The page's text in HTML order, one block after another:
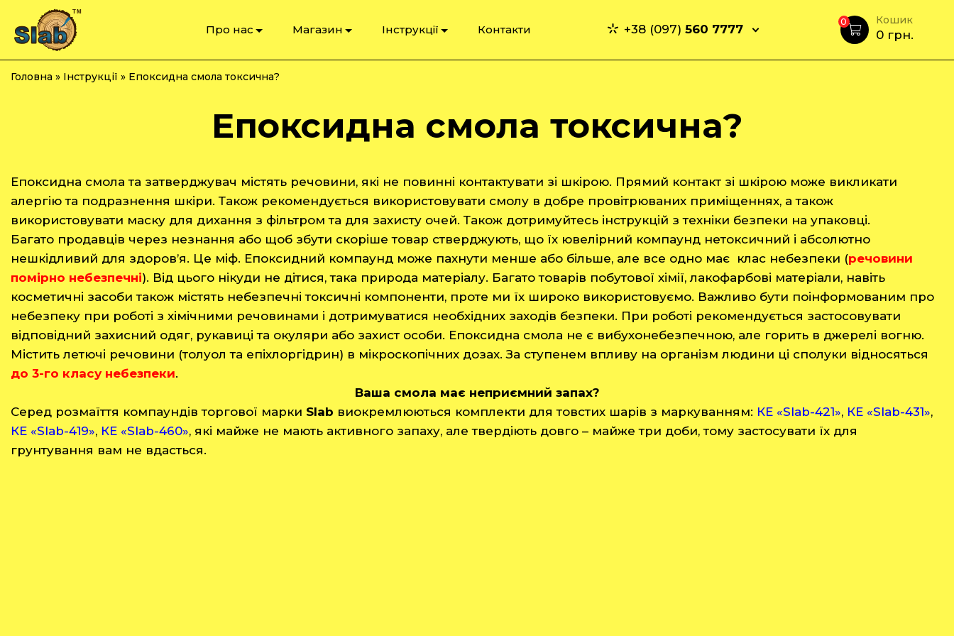
Про нас Магазин Інструкції Контакти +38 (097)560 7777
0 Кошик
0 грн.
Головна » Інструкції » Епоксидна смола токсична?
Епоксидна смола токсична?
Епоксидна смола та затверджувач містять речовини, які не повинні контактувати зі шкірою. Прямий контакт зі шкірою може викликати
алергію та подразнення шкіри. Також рекомендується використовувати смолу в добре провітрюваних приміщеннях, а також
використовувати маску для дихання з фільтром та для захисту очей. Також дотримуйтесь інструкцій з техніки безпеки на упаковці.
Багато продавців через незнання або щоб збути скоріше товар стверджують, що їх ювелірний компаунд нетоксичний і абсолютно
нешкідливий для здоров’я. Це міф. Епоксидний компаунд може пахнути менше або більше, але все одно має клас небезпеки (речовини
помірно небезпечні). Від цього нікуди не дітися, така природа матеріалу. Багато товарів побутової хімії, лакофарбові матеріали, навіть
косметичні засоби також містять небезпечні токсичні компоненти, проте ми їх широко використовуємо. Важливо бути поінформованим про
небезпеку при роботі з хімічними речовинами і дотримуватися необхідних заходів безпеки. При роботі рекомендується застосовувати
відповідний захисний одяг, рукавиці та окуляри або захист особи. Епоксидна смола не є вибухонебезпечною, але горить в джерелі вогню.
Містить летючі речовини (толуол та епіхлоргідрин) в мікроскопічних дозах. За ступенем впливу на організм людини ці сполуки відносяться
до 3-го класу небезпеки.
Ваша смола має неприємний запах?
Серед розмаїття компаундів торгової марки Slab виокремлюються комплекти для товстих шарів з маркуванням: КЕ «Slab-421», КЕ «Slab-431»,
КЕ «Slab-419», КЕ «Slab-460», які майже не мають активного запаху, але твердіють довго – майже три доби, тому застосувати їх для
грунтування вам не вдасться.